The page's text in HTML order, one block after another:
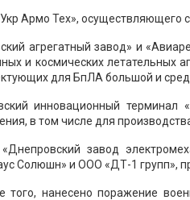
Армо Тех», осуществляющего
агрегатный завод» и
и космических летательных
для БпЛА большой и
инновационный терминал
в том числе для
завод
Солюшн» и ООО «ДТ-1 групп»,
того, нанесено поражение